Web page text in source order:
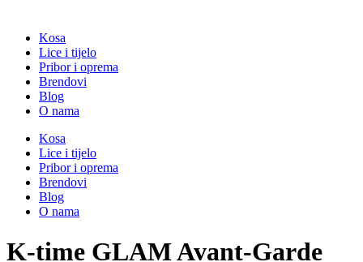
Kosa
Lice i tijelo
Pribor i oprema
Brendovi
Blog
O nama
Kosa
Lice i tijelo
Pribor i oprema
Brendovi
Blog
O nama
K-time GLAM Avant-Garde